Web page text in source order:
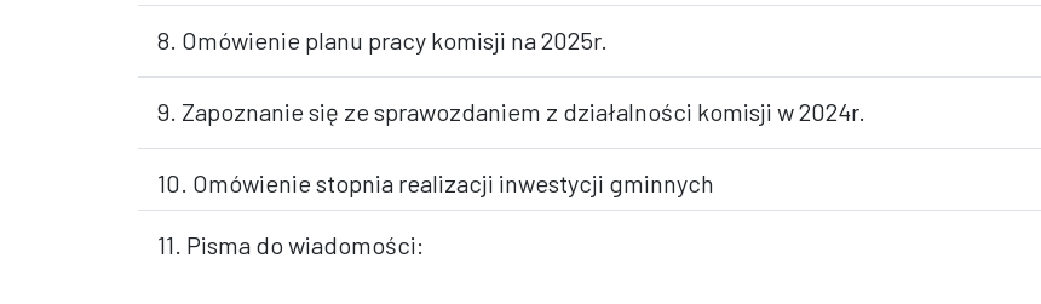
8. Omówienie planu pracy komisji na 2025r.
9. Zapoznanie się ze sprawozdaniem z działalności komisji w 2024r.
10. Omówienie stopnia realizacji inwestycji gminnych
11. Pisma do wiadomości: